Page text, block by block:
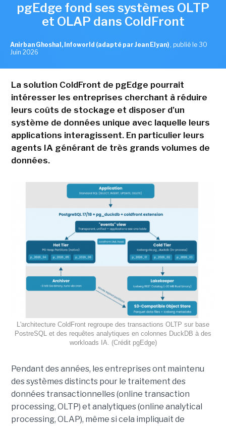
pgEdge fond ses systèmes OLTP
et OLAP dans ColdFront
Anirban Ghoshal, Infoworld (adapté par Jean Elyan) , publié le 30
Juin 2026
La solution ColdFront de pgEdge pourrait
intéresser les entreprises cherchant à réduire
leurs coûts de stockage et disposer d'un
système de données unique avec laquelle leurs
applications interagissent. En particulier leurs
agents IA générant de très grands volumes de
données.
L'architecture ColdFront regroupe des transactions OLTP sur base
PostreSQL et des requêtes analytiques en colonnes DuckDB à des
workloads IA. (Crédit pgEdge)
Pendant des années, les entreprises ont maintenu
des systèmes distincts pour le traitement des
données transactionnelles (online transaction
processing, OLTP) et analytiques (online analytical
processing, OLAP), même si cela impliquait de